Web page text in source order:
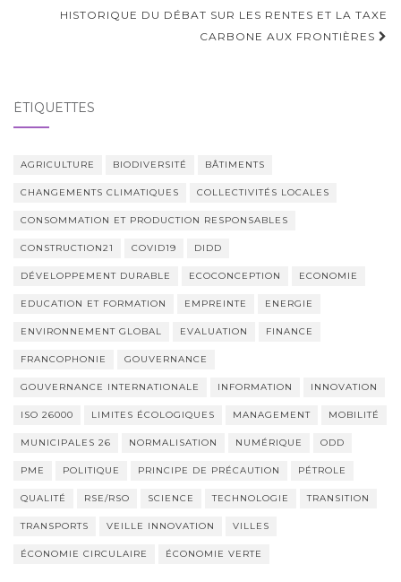
d'article
HISTORIQUE DU DÉBAT SUR LES RENTES ET LA TAXE
CARBONE AUX FRONTIÈRES
ÉTIQUETTES
AGRICULTURE BIODIVERSITÉ BÂTIMENTS
CHANGEMENTS CLIMATIQUES COLLECTIVITÉS LOCALES
CONSOMMATION ET PRODUCTION RESPONSABLES
CONSTRUCTION21 COVID19 DIDD
DÉVELOPPEMENT DURABLE ECOCONCEPTION ECONOMIE
EDUCATION ET FORMATION EMPREINTE ENERGIE
ENVIRONNEMENT GLOBAL EVALUATION FINANCE
FRANCOPHONIE GOUVERNANCE
GOUVERNANCE INTERNATIONALE INFORMATION INNOVATION
ISO 26000 LIMITES ÉCOLOGIQUES MANAGEMENT MOBILITÉ
MUNICIPALES 26 NORMALISATION NUMÉRIQUE ODD
PME POLITIQUE PRINCIPE DE PRÉCAUTION PÉTROLE
QUALITÉ RSE/RSO SCIENCE TECHNOLOGIE TRANSITION
TRANSPORTS VEILLE INNOVATION VILLES
ÉCONOMIE CIRCULAIRE ÉCONOMIE VERTE